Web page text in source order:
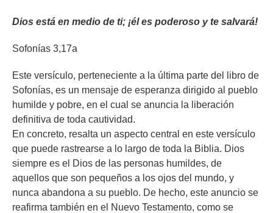
Dios está en medio de ti; ¡él es poderoso y te salvará!
Sofonías 3,17a
Este versículo, perteneciente a la última parte del libro de
Sofonías, es un mensaje de esperanza dirigido al pueblo
humilde y pobre, en el cual se anuncia la liberación
definitiva de toda cautividad.
En concreto, resalta un aspecto central en este versículo
que puede rastrearse a lo largo de toda la Biblia. Dios
siempre es el Dios de las personas humildes, de
aquellos que son pequeños a los ojos del mundo, y
nunca abandona a su pueblo. De hecho, este anuncio se
reafirma también en el Nuevo Testamento, como se